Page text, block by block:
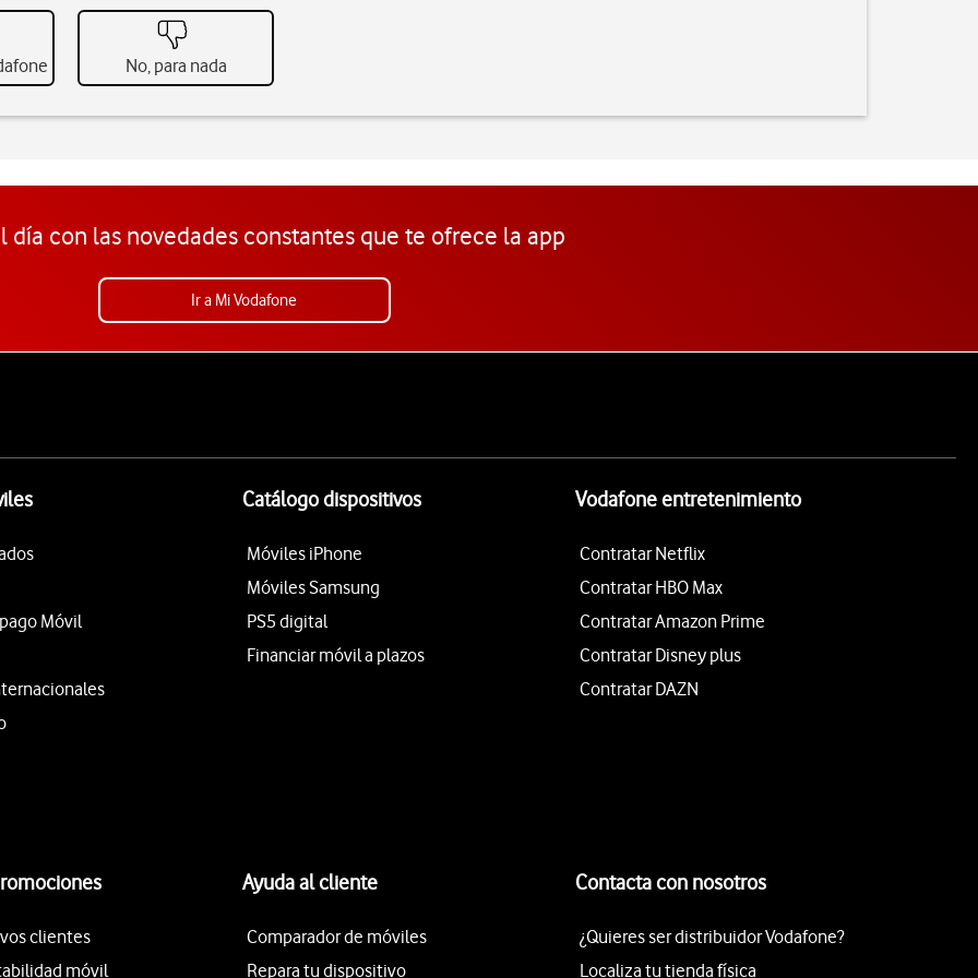
No, para nada
día con las novedades constantes que te ofrece la app
Ir a Mi Vodafone
Móvil
Catálogo dispositivos
Móviles iPhone
Móviles Samsung
PS5 digital
Financiar móvil a plazos
Vodafone entretenimiento
Contratar Netflix
Contratar HBO Max
Contratar Amazon Prime
Contratar Disney plus
Contratar DAZN
clientes
móvil
Ayuda al cliente
Comparador de móviles
Repara tu dispositivo
Contacta con nosotros
¿Quieres ser distribuidor Vodafone?
Localiza tu tienda física